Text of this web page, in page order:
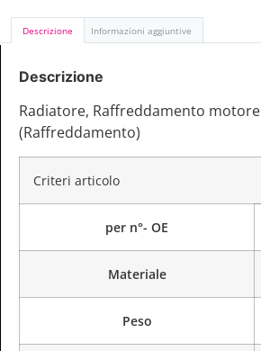
Descrizione Informazioni aggiuntive
Descrizione
Radiatore, Raffreddamento motore
(Raffreddamento)
Criteri articolo
per n°- OE
Materiale
Peso